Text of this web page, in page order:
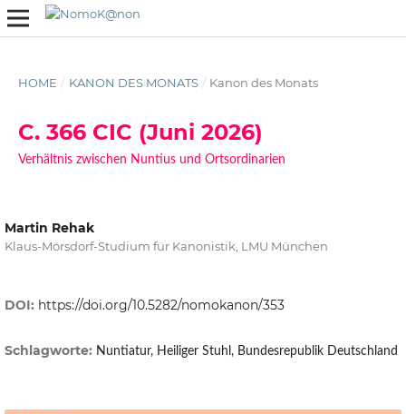
HOME / KANON DES MONATS / Kanon des Monats
C. 366 CIC (Juni 2026)
Verhältnis zwischen Nuntius und Ortsordinarien
Martin Rehak
Klaus-Mörsdorf-Studium für Kanonistik, LMU München
DOI: https://doi.org/10.5282/nomokanon/353
Schlagworte: Nuntiatur, Heiliger Stuhl, Bundesrepublik Deutschland